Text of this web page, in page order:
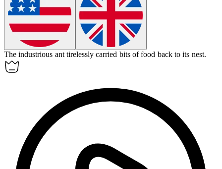
The industrious ant tirelessly carried bits of food back to its nest.